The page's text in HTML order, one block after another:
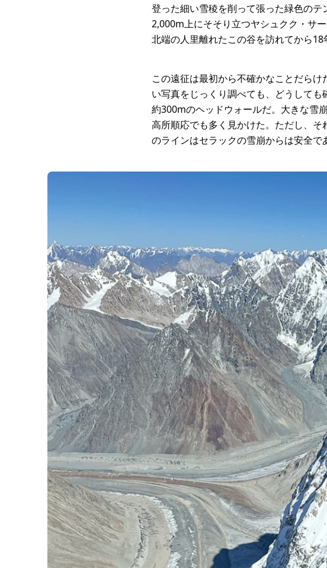
登った細い雪稜を削って張った緑色の
2,000m上にそそり立つヤシュクク・サ
北端の人里離れたこの谷を訪れてから18
この遠征は最初から不確かなことだら
い写真をじっくり調べても、どうして
約300mのヘッドウォールだ。大きな雪
高所順応でも多く見かけた。ただし、
のラインはセラックの雪崩からは安全で